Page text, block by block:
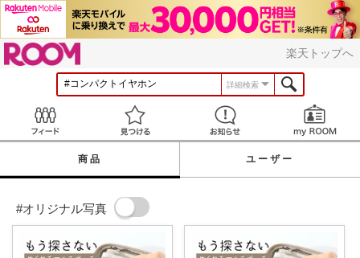
楽天トップへ
詳細検索
見つける お知らせ
商品 ユーザー
#オリジナル写真